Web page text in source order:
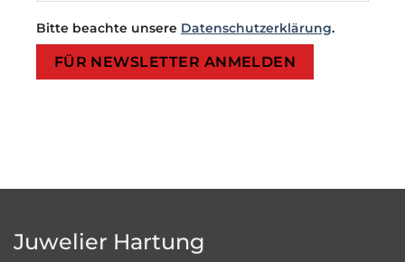
Bitte beachte unsere Datenschutzerklärung.
Bitte lasse dieses Feld leer.
Bitte lasse dieses Feld leer.
Juwelier Hartung